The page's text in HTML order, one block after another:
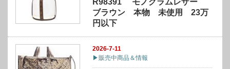
ブラウン 本物 未使用 23万
円以下
2026-7-11
▶販売中商品＆情報